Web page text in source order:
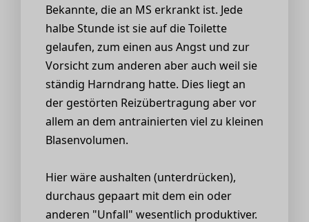
Bekannte, die an MS erkrankt ist. Jede
halbe Stunde ist sie auf die Toilette
gelaufen, zum einen aus Angst und zur
Vorsicht zum anderen aber auch weil sie
ständig Harndrang hatte. Dies liegt an
der gestörten Reizübertragung aber vor
allem an dem antrainierten viel zu kleinen
Blasenvolumen.
Hier wäre aushalten (unterdrücken),
durchaus gepaart mit dem ein oder
anderen "Unfall" wesentlich produktiver.